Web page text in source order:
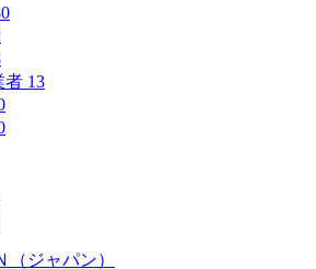
者 13